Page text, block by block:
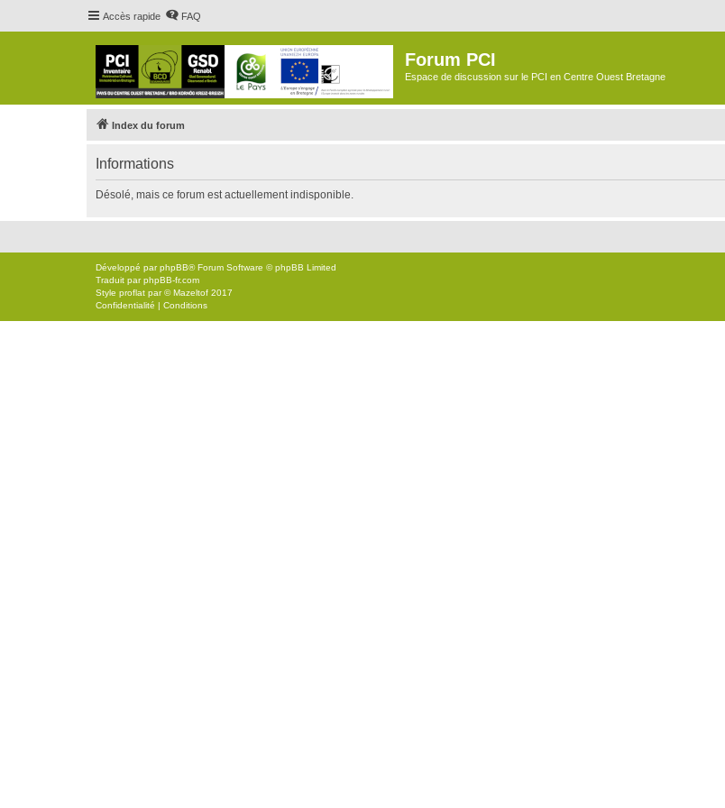
Accès rapide FAQ
Forum PCI
Espace de discussion sur le PCI en Centre Ouest Bretagne
Index du forum
Informations
Désolé, mais ce forum est actuellement indisponible.
Développé parphpBB® Forum Software © phpBB Limited
Traduit parphpBB-fr.com
Style proflat par ©Mazeltof 2017
Confidentialité | Conditions